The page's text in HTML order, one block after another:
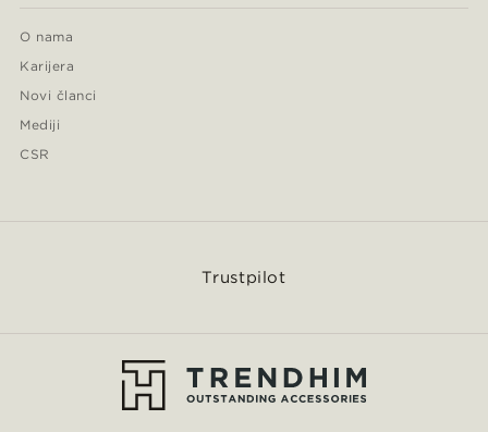
O nama
Karijera
Novi članci
Mediji
CSR
Trustpilot